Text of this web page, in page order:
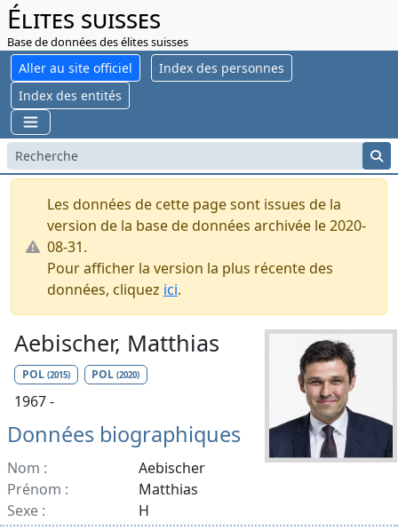
Élites suisses
Base de données des élites suisses
Aller au site officiel
Index des personnes
Index des entités
Les données de cette page sont issues de la
version de la base de données archivée le 2020-
08-31.
Pour afficher la version la plus récente des
données, cliquez ici.
Aebischer, Matthias
POL (2015) POL(2020)
1967 -
Données biographiques
Nom :
Aebischer
Prénom :
Matthias
Sexe :
H